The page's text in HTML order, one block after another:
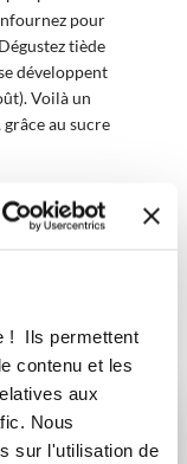
! Ils permettent
contenu et les
aux
Nous
sur l'utilisation de
pour
tiède
développent
Voilà un
au sucre